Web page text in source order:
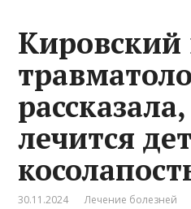
Кировский
лечится
30.11.2024 Лечение болезней